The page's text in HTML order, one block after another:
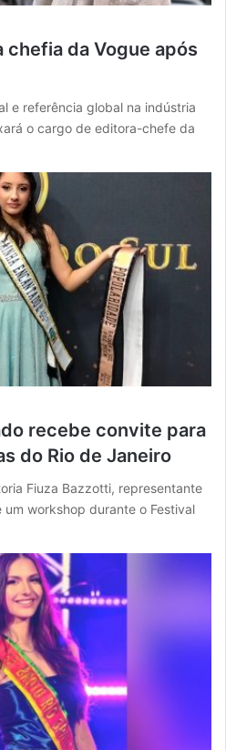
chefia da Vogue após
e referência global na indústria
o cargo de editora-chefe da
recebe convite para
do Rio de Janeiro
Fiuza Bazzotti, representante
workshop durante o Festival